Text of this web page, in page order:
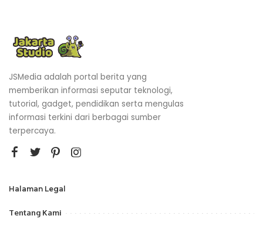
JSMedia adalah portal berita yang
memberikan informasi seputar teknologi,
tutorial, gadget, pendidikan serta mengulas
informasi terkini dari berbagai sumber
terpercaya.
Halaman Legal
Tentang Kami